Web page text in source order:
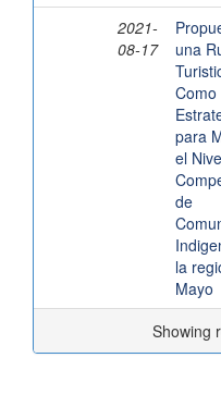
2021-
08-17
una
Como
para
el
de
la
Mayo
Showing